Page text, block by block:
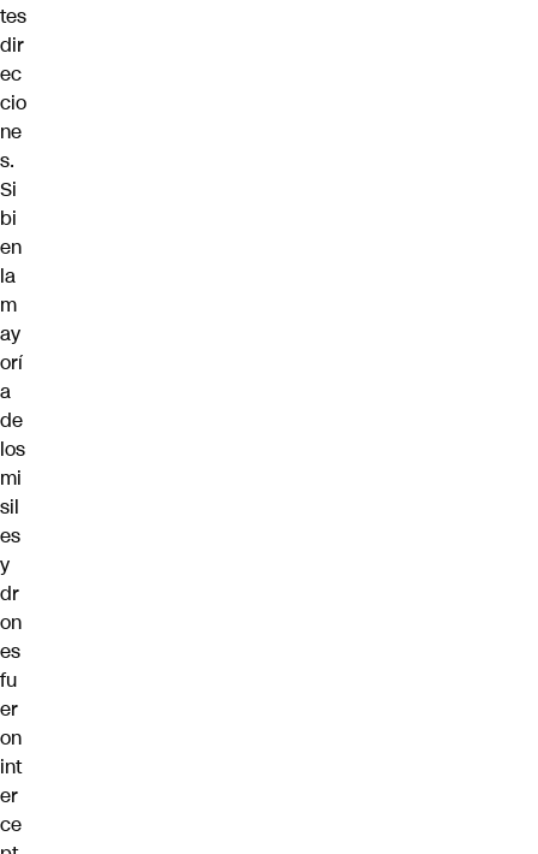
tes
dir
ec
cio
ne
s.
Si
bi
en
la
m
ay
orí
a
de
los
mi
sil
es
y
dr
on
es
fu
er
on
int
er
ce